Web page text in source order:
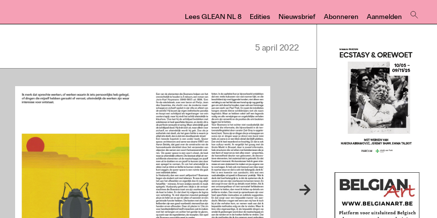
Lees GLEAN NL 8 Edities Nieuwsbrief Abonneren Aanmelden
5 april 2022